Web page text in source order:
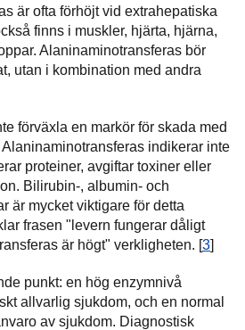
är ofta förhöjt vid extrahepatiska
finns i muskler, hjärta, hjärna,
Alaninaminotransferas bör
utan i kombination med andra
förväxla en markör för skada med
indikerar inte
proteiner, avgiftar toxiner eller
Bilirubin-, albumin- och
är mycket viktigare för detta
frasen "levern fungerar dåligt
är högt" verkligheten. [3]
punkt: en hög enzymnivå
allvarlig sjukdom, och en normal
av sjukdom. Diagnostisk